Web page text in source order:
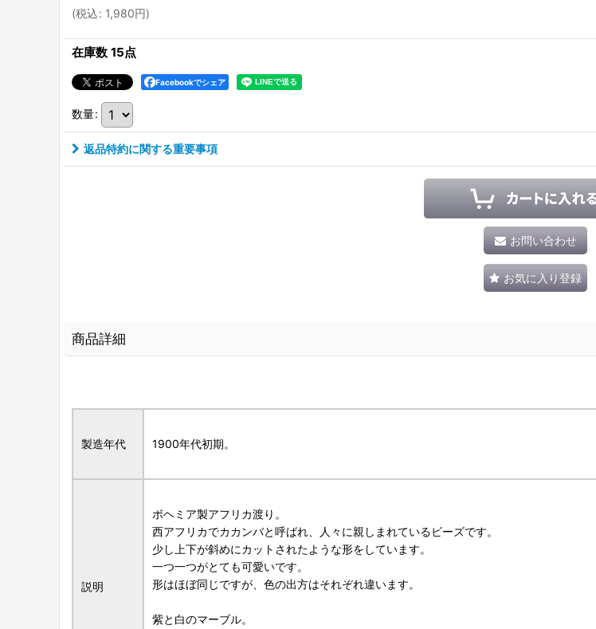
(税込: 1,980円)
在庫数 15点
Facebookでシェア
数量:
返品特約に関する重要事項
お問い合わせ
お気に入り登録
商品詳細
製造年代 1900年代初期。
説明
ボヘミア製アフリカ渡り。
西アフリカでカカンバと呼ばれ、人々に親しまれているビーズです。
少し上下が斜めにカットされたような形をしています。
一つ一つがとても可愛いです。
形はほぼ同じですが、色の出方はそれぞれ違います。
紫と白のマーブル。